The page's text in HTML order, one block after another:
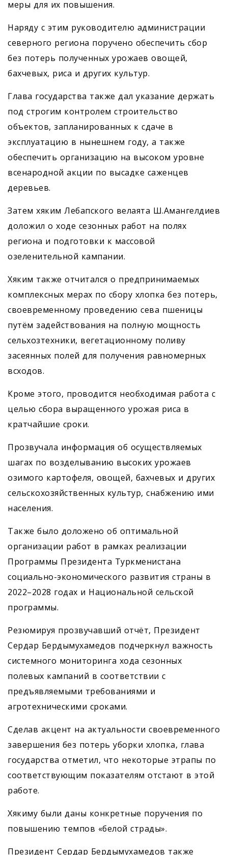
меры для их повышения.
Наряду с этим руководителю администрации
северного региона поручено обеспечить сбор
без потерь полученных урожаев овощей,
бахчевых, риса и других культур.
Глава государства также дал указание держать
под строгим контролем строительство
объектов, запланированных к сдаче в
эксплуатацию в нынешнем году, а также
обеспечить организацию на высоком уровне
всенародной акции по высадке саженцев
деревьев.
Затем хяким Лебапского велаята Ш.Амангелдиев
доложил о ходе сезонных работ на полях
региона и подготовки к массовой
озеленительной кампании.
Хяким также отчитался о предпринимаемых
комплексных мерах по сбору хлопка без потерь,
своевременному проведению сева пшеницы
путём задействования на полную мощность
сельхозтехники, вегетационному поливу
засеянных полей для получения равномерных
всходов.
Кроме этого, проводится необходимая работа с
целью сбора выращенного урожая риса в
кратчайшие сроки.
Прозвучала информация об осуществляемых
шагах по возделыванию высоких урожаев
озимого картофеля, овощей, бахчевых и других
сельскохозяйственных культур, снабжению ими
населения.
Также было доложено об оптимальной
организации работ в рамках реализации
Программы Президента Туркменистана
социально-экономического развития страны в
2022–2028 годах и Национальной сельской
программы.
Резюмируя прозвучавший отчёт, Президент
Сердар Бердымухамедов подчеркнул важность
системного мониторинга хода сезонных
полевых кампаний в соответствии с
предъявляемыми требованиями и
агротехническими сроками.
Сделав акцент на актуальности свое­временного
завершения без потерь уборки хлопка, глава
государства отметил, что некоторые этрапы по
соответствующим показателям отстают в этой
работе.
Хякиму были даны конкретные поручения по
повышению темпов «белой страды».
Президент Сердар Бердымухамедов также